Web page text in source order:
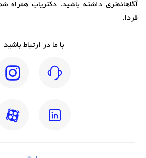
آگاهانه‌تری داشته باشید. دکتریاب همراه
فردا.
با ما در ارتباط باشید